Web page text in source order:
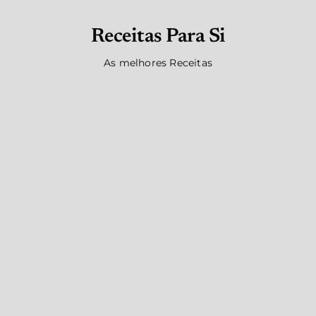
Receitas Para Si
As melhores Receitas